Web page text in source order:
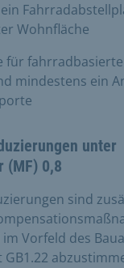
Wohnfläche
für
mindestens ein
unter
(MF) 0,8
sind
Vorfeld des